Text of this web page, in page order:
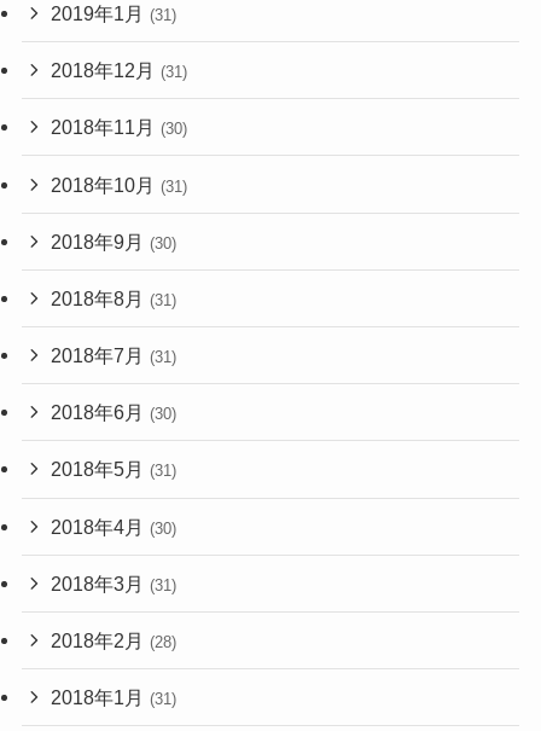
2019年1月 (31)
2018年12月 (31)
2018年11月 (30)
2018年10月 (31)
2018年9月 (30)
2018年8月 (31)
2018年7月 (31)
2018年6月 (30)
2018年5月 (31)
2018年4月 (30)
2018年3月 (31)
2018年2月 (28)
2018年1月 (31)